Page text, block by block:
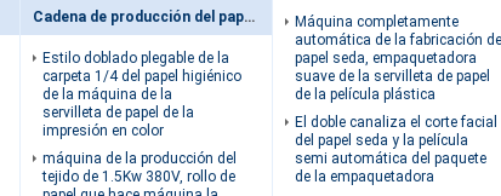
Cadena de producción del papel seda
Estilo doblado plegable de la
carpeta 1/4 del papel higiénico
de la máquina de la
servilleta de papel de la
impresión en color
máquina de la producción del
tejido de 1.5Kw 380V, rollo de
Máquina completamente
automática de la fabricación de
papel seda, empaquetadora
suave de la servilleta de papel
de la película plástica
El doble canaliza el corte facial
del papel seda y la película
semi automática del paquete
de la empaquetadora